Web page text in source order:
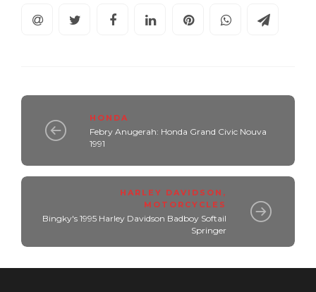
HONDA
Febry Anugerah: Honda Grand Civic Nouva
1991
HARLEY DAVIDSON ,
MOTORCYCLES
Bingky's 1995 Harley Davidson Badboy Softail
Springer